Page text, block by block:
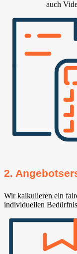
auch
2.
Wir kalkulieren ein
individuellen